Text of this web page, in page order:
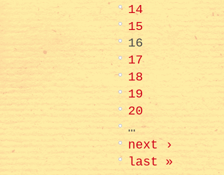
14
15
16
17
18
19
20
…
next ›
last »